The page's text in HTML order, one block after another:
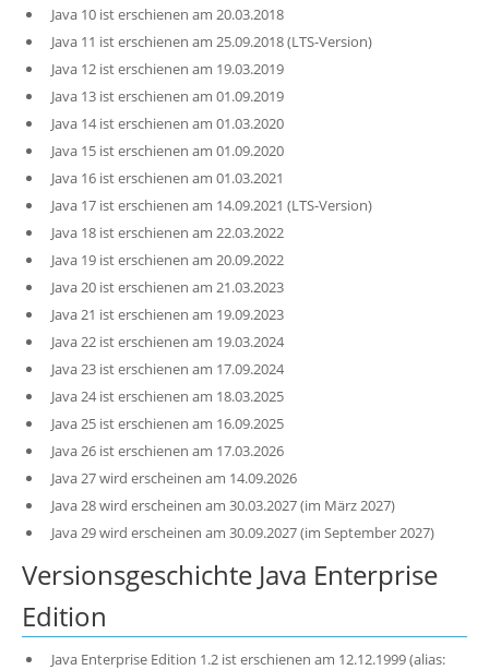
Java 10 ist erschienen am 20.03.2018
Java 11 ist erschienen am 25.09.2018 (LTS-Version)
Java 12 ist erschienen am 19.03.2019
Java 13 ist erschienen am 01.09.2019
Java 14 ist erschienen am 01.03.2020
Java 15 ist erschienen am 01.09.2020
Java 16 ist erschienen am 01.03.2021
Java 17 ist erschienen am 14.09.2021 (LTS-Version)
Java 18 ist erschienen am 22.03.2022
Java 19 ist erschienen am 20.09.2022
Java 20 ist erschienen am 21.03.2023
Java 21 ist erschienen am 19.09.2023
Java 22 ist erschienen am 19.03.2024
Java 23 ist erschienen am 17.09.2024
Java 24 ist erschienen am 18.03.2025
Java 25 ist erschienen am 16.09.2025
Java 26 ist erschienen am 17.03.2026
Java 27 wird erscheinen am 14.09.2026
Java 28 wird erscheinen am 30.03.2027 (im März 2027)
Java 29 wird erscheinen am 30.09.2027 (im September 2027)
Versionsgeschichte Java Enterprise
Edition
Java Enterprise Edition 1.2 ist erschienen am 12.12.1999 (alias: